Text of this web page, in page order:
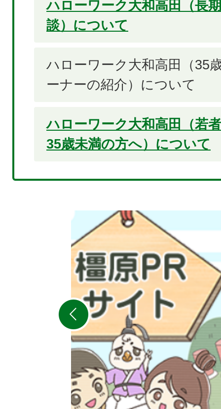
ハローワーク大和高田（長
談）について
ハローワーク大和高田（35
ーナーの紹介）について
ハローワーク大和高田（若
35歳未満の方へ）について
枚
目
の
ス
ラ
イ